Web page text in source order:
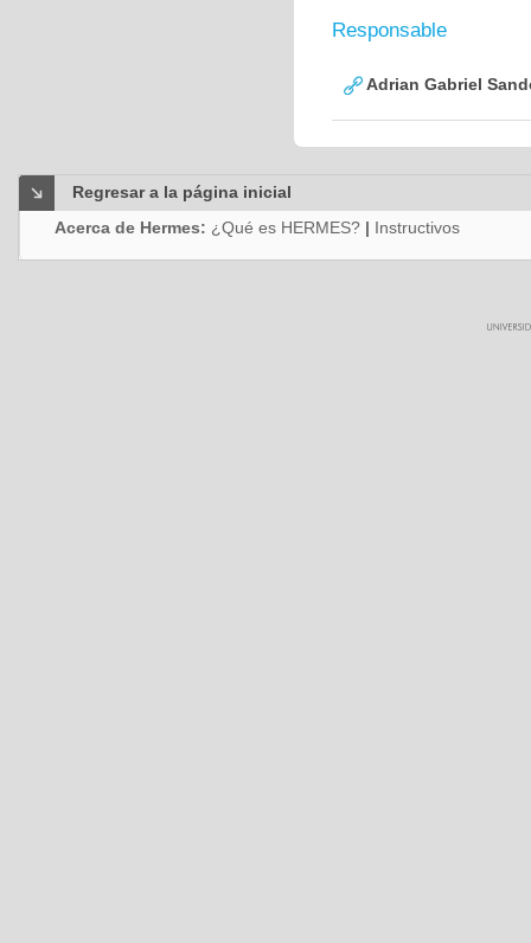
Responsable
Adrian Gabriel
Regresar a la página inicial
Acerca de Hermes: ¿Qué es HERMES? | Instructivos